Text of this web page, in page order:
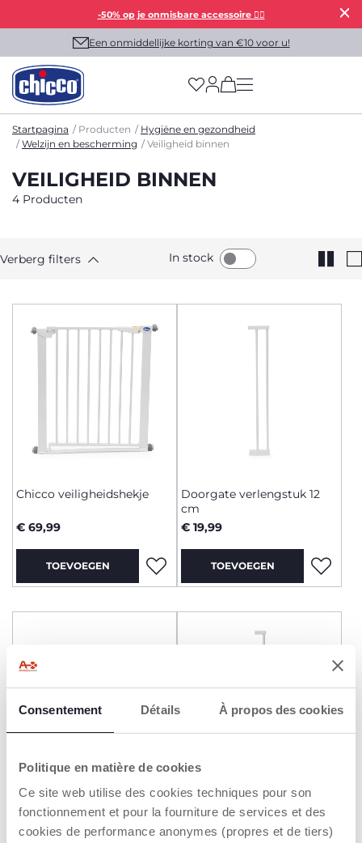
Consentement Détails À propos des cookies
Politique en matière de cookies
Ce site web utilise des cookies techniques pour son
fonctionnement et pour la fourniture de services et des
cookies de performance anonymes (propres et de tiers)
-50% op je onmisbare accessoire 👯‍♀️
Een onmiddellijke korting van €10 voor u!
(has more options
Startpagina Producten
Hygiëne en gezondheid
Welzijn en bescherming
Veiligheid binnen
VEILIGHEID BINNEN
4 Producten
Verberg filters In stock
Chicco veiligheidshekje
€ 69,99
TOEVOEGEN
Doorgate verlengstuk 12
cm
€ 19,99
TOEVOEGEN
Bedhekje voor bed van 135
cm
€ 64,99
Verlengstuk Doorgate 6
cm
€ 15,99